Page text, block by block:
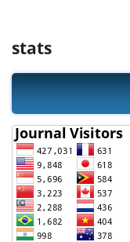
stats